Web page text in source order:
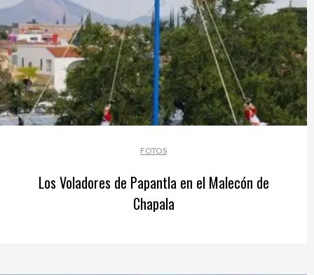
FOTOS
Los Voladores de Papantla en el Malecón de
Chapala